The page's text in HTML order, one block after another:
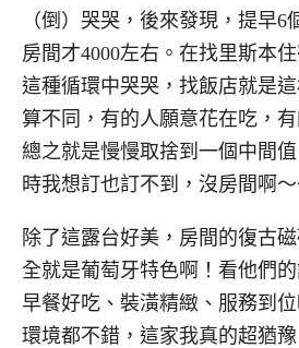
（倒）哭哭，後來發現，提早6
房間才4000左右。在找里斯本
這種循環中哭哭，找飯店就是
算不同，有的人願意花在吃，
總之就是慢慢取捨到一個中間
時我想訂也訂不到，沒房間啊
除了這露台好美，房間的復古
全就是葡萄牙特色啊！看他們
早餐好吃、裝潢精緻、服務到
環境都不錯，這家我真的超猶